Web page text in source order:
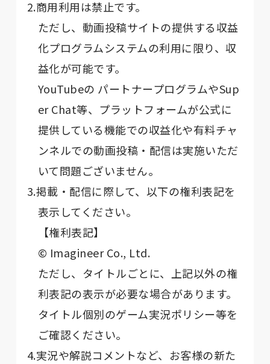
2.商用利用は禁止です。
ただし、動画投稿サイトの提供する収益
化プログラムシステムの利用に限り、収
益化が可能です。
YouTubeの パートナープログラムやSup
er Chat等、プラットフォームが公式に
提供している機能での収益化や有料チャ
ンネルでの動画投稿・配信は実施いただ
いて問題ございません。
3.掲載・配信に際して、以下の権利表記を
表示してください。
【権利表記】
© Imagineer Co., Ltd.
ただし、タイトルごとに、上記以外の権
利表記の表示が必要な場合があります。
タイトル個別のゲーム実況ポリシー等を
ご確認ください。
4.実況や解説コメントなど、お客様の新た